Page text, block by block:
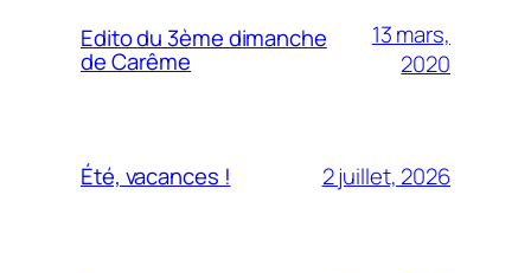
Edito du 3ème dimanche
de Carême
13 mars,
2020
Été, vacances ! 2 juillet, 2026